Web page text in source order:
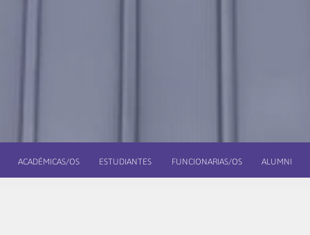
ACADÉMICAS/OS ESTUDIANTES FUNCIONARIAS/OS ALUMNI